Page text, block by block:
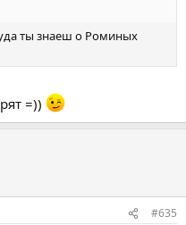
ты знаеш о Роминых
=))
#635